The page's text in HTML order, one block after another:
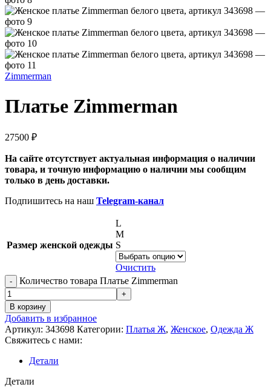
Zimmerman
Платье Zimmerman
27500 ₽
На сайте отсутствует актуальная информация о наличии
товара, и точную информацию о наличии мы сообщим
только в день доставки.
Подпишитесь на наш Telegram-канал
Размер женской одежды
L
M
S
Очистить
Количество товара Платье Zimmerman
В корзину
Добавить в избранное
Артикул: 343698 Категории: Платья Ж, Женское, Одежда Ж
Свяжитесь с нами:
Детали
Детали